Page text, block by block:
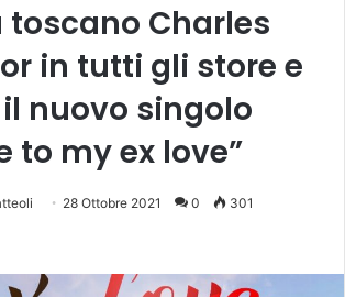
toscano Charles
in tutti gli store e
nuovo singolo
to my ex love”
28 Ottobre 2021 0 301